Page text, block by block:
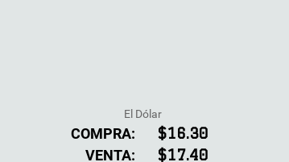
El Dólar
COMPRA: $16.30
VENTA: $17.40